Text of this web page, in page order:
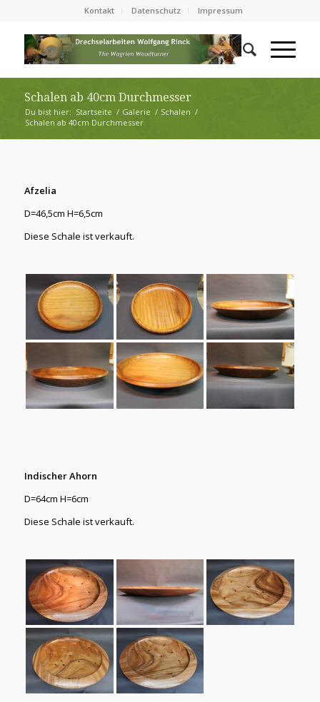
Kontakt Datenschutz Impressum
Schalen ab 40cm Durchmesser
Du bist hier: Startseite / Galerie / Schalen /
Schalen ab 40cm Durchmesser
Afzelia
D=46,5cm H=6,5cm
Diese Schale ist verkauft.
Indischer Ahorn
D=64cm H=6cm
Diese Schale ist verkauft.